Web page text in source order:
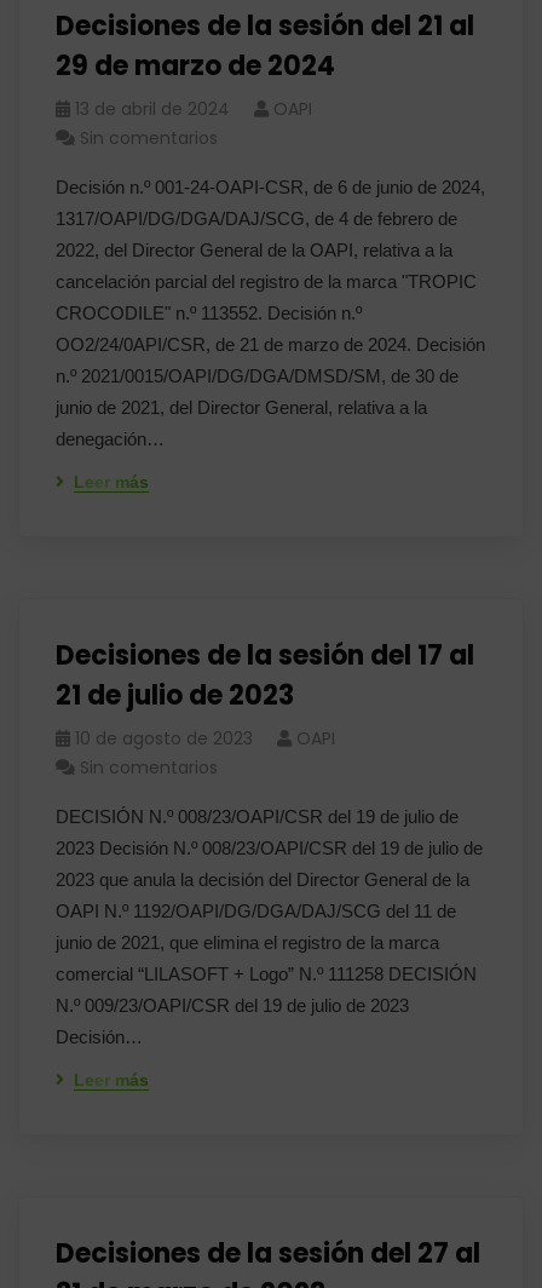
Decisiones de la sesión del 21 al
29 de marzo de 2024
13 de abril de 2024
OAPI
Sin comentarios
Decisión n.º 001-24-OAPI-CSR, de 6 de junio de 2024,
1317/OAPI/DG/DGA/DAJ/SCG, de 4 de febrero de
2022, del Director General de la OAPI, relativa a la
cancelación parcial del registro de la marca "TROPIC
CROCODILE" n.º 113552. Decisión n.º
OO2/24/0API/CSR, de 21 de marzo de 2024. Decisión
n.º 2021/0015/OAPI/DG/DGA/DMSD/SM, de 30 de
junio de 2021, del Director General, relativa a la
denegación…
Leer más
Decisiones de la sesión del 17 al
21 de julio de 2023
10 de agosto de 2023
OAPI
Sin comentarios
DECISIÓN N.º 008/23/OAPI/CSR del 19 de julio de
2023 Decisión N.º 008/23/OAPI/CSR del 19 de julio de
2023 que anula la decisión del Director General de la
OAPI N.º 1192/OAPI/DG/DGA/DAJ/SCG del 11 de
junio de 2021, que elimina el registro de la marca
comercial “LILASOFT + Logo” N.º 111258 DECISIÓN
N.º 009/23/OAPI/CSR del 19 de julio de 2023
Decisión…
Leer más
Decisiones de la sesión del 27 al